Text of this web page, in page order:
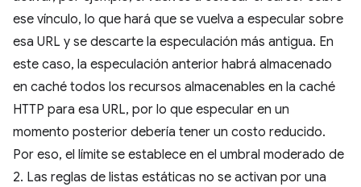
ese vínculo, lo que hará que se vuelva a especular sobre
esa URL y se descarte la especulación más antigua. En
este caso, la especulación anterior habrá almacenado
en caché todos los recursos almacenables en la caché
HTTP para esa URL, por lo que especular en un
momento posterior debería tener un costo reducido.
Por eso, el límite se establece en el umbral moderado de
2. Las reglas de listas estáticas no se activan por una